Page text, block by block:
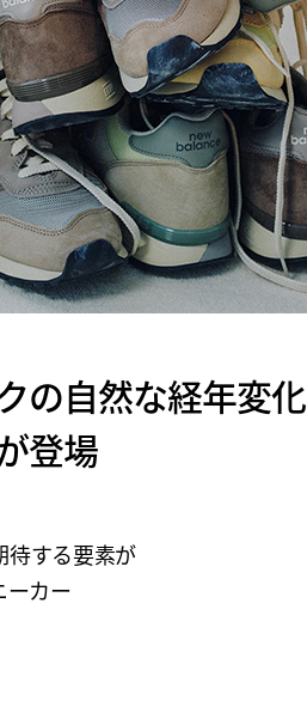
の自然な経年変化
登場
待する要素が
ーカー